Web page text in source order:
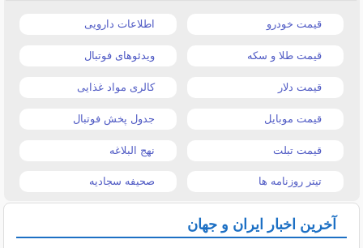
قیمت خودرو اطلاعات دارویی
قیمت طلا و سکه ویدئوهای فوتبال
قیمت دلار کالری مواد غذایی
قیمت موبایل جدول پخش فوتبال
قیمت تبلت نهج البلاغه
تیتر روزنامه ها صحیفه سجادیه
آخرین اخبار ایران و جهان